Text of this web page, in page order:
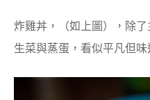
炸雞丼，（如上圖），除
生菜與蒸蛋，看似平凡但味